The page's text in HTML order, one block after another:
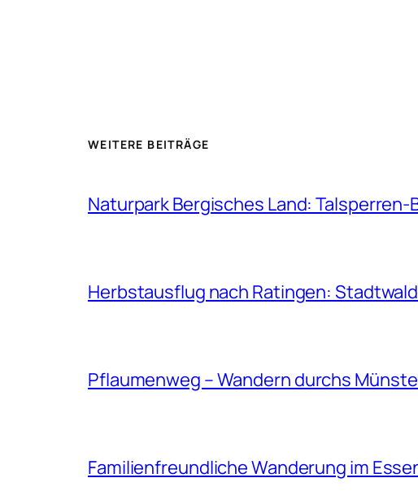
WEITERE BEITRÄGE
Naturpark Bergisches Land:
Herbstausflug nach Ratingen:
Pflaumenweg – Wandern durchs
Familienfreundliche Wanderung im